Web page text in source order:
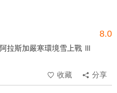
8.0
斯加嚴寒環境雪上戰 Ⅲ
收藏
分享